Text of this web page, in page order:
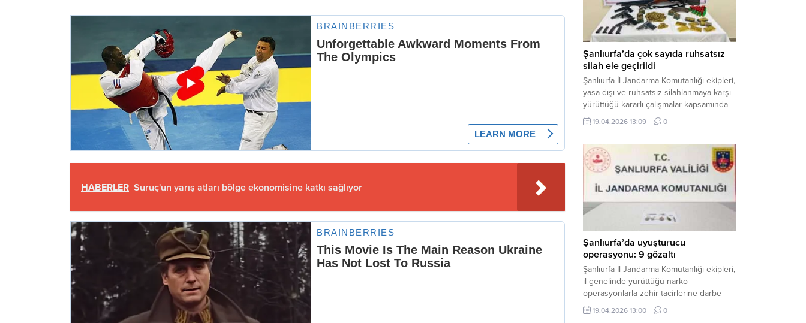
HABERLER Suruç'un yarış atları bölge ekonomisine katkı sağlıyor
yoğun katılıma sahne oldu. Haber
Merkezi – Bediüzzaman Eğitim Kültür ve
Sanat...
Şanlıurfa’da çok sayıda ruhsatsız
silah ele geçirildi
Şanlıurfa İl Jandarma Komutanlığı ekipleri,
yasa dışı ve ruhsatsız silahlanmaya karşı
yürüttüğü kararlı çalışmalar kapsamında
Bozova ilçesinde bir ikamete operasyon
düzenledi. Yapılan aramada çok sayıda
mühimmat ele geçirildi. Haber Merkezi –
Şanlıurfa Valiliği İl Basın ve Halkla İlişkiler
Müdürlüğü tarafından yapılan açıklamaya
göre; 17 Nisan...
19.04.2026 13:09 0
Şanlıurfa’da uyuşturucu
operasyonu: 9 gözaltı
Şanlıurfa İl Jandarma Komutanlığı ekipleri,
il genelinde yürüttüğü narko-
operasyonlarla zehir tacirlerine darbe
indirdi. Üç ilçede eş zamanlı
gerçekleştirilen faaliyetlerde çeşitli
19.04.2026 13:00 0